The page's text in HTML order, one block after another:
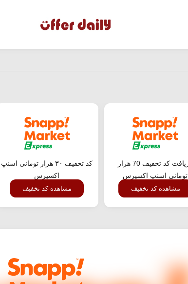
دریافت کد تخفیف 70 هزار
تومانی اسنپ اکسپرس
مشاهده کد تخفیف
کد تخفیف ۳۰ هزار تومانی اسنپ
اکسپرس
مشاهده کد تخفیف